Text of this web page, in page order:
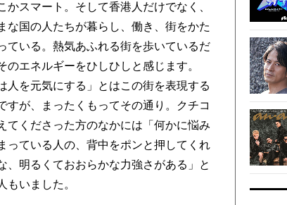
かスマート。そして香港人だけでなく、
な国の人たちが暮らし、働き、街をかた
ている。熱気あふれる街を歩いているだ
のエネルギーをひしひしと感じます。
人を元気にする」とはこの街を表現する
すが、まったくもってその通り。クチコ
てくださった方のなかには「何かに悩み
っている人の、背中をポンと押してくれ
、明るくておおらかな力強さがある」と
もいました。